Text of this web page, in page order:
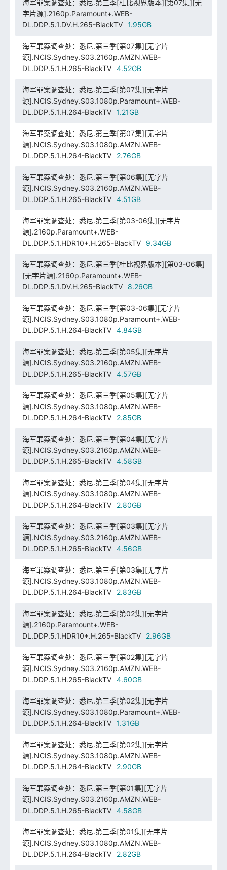
海军罪案调查处：悉尼.第三季[杜比视界版本][第07集][无
字片源].2160p.Paramount+.WEB-
DL.DDP.5.1.DV.H.265-BlackTV
1.95GB
海军罪案调查处：悉尼.第三季[第07集][无字片
源].NCIS.Sydney.S03.2160p.AMZN.WEB-
DL.DDP.5.1.H.265-BlackTV
4.52GB
海军罪案调查处：悉尼.第三季[第07集][无字片
源].NCIS.Sydney.S03.1080p.Paramount+.WEB-
DL.DDP.5.1.H.264-BlackTV
1.21GB
海军罪案调查处：悉尼.第三季[第07集][无字片
源].NCIS.Sydney.S03.1080p.AMZN.WEB-
DL.DDP.5.1.H.264-BlackTV
2.76GB
海军罪案调查处：悉尼.第三季[第06集][无字片
源].NCIS.Sydney.S03.2160p.AMZN.WEB-
DL.DDP.5.1.H.265-BlackTV
4.51GB
海军罪案调查处：悉尼.第三季[第03-06集][无字片
源].2160p.Paramount+.WEB-
DL.DDP.5.1.HDR10+.H.265-BlackTV
9.34GB
海军罪案调查处：悉尼.第三季[杜比视界版本][第03-06集]
[无字片源].2160p.Paramount+.WEB-
DL.DDP.5.1.DV.H.265-BlackTV
8.26GB
海军罪案调查处：悉尼.第三季[第03-06集][无字片
源].NCIS.Sydney.S03.1080p.Paramount+.WEB-
DL.DDP.5.1.H.264-BlackTV
4.84GB
海军罪案调查处：悉尼.第三季[第05集][无字片
源].NCIS.Sydney.S03.2160p.AMZN.WEB-
DL.DDP.5.1.H.265-BlackTV
4.57GB
海军罪案调查处：悉尼.第三季[第05集][无字片
源].NCIS.Sydney.S03.1080p.AMZN.WEB-
DL.DDP.5.1.H.264-BlackTV
2.85GB
海军罪案调查处：悉尼.第三季[第04集][无字片
源].NCIS.Sydney.S03.2160p.AMZN.WEB-
DL.DDP.5.1.H.265-BlackTV
4.58GB
海军罪案调查处：悉尼.第三季[第04集][无字片
源].NCIS.Sydney.S03.1080p.AMZN.WEB-
DL.DDP.5.1.H.264-BlackTV
2.80GB
海军罪案调查处：悉尼.第三季[第03集][无字片
源].NCIS.Sydney.S03.2160p.AMZN.WEB-
DL.DDP.5.1.H.265-BlackTV
4.56GB
海军罪案调查处：悉尼.第三季[第03集][无字片
源].NCIS.Sydney.S03.1080p.AMZN.WEB-
DL.DDP.5.1.H.264-BlackTV
2.83GB
海军罪案调查处：悉尼.第三季[第02集][无字片
源].2160p.Paramount+.WEB-
DL.DDP.5.1.HDR10+.H.265-BlackTV
2.96GB
海军罪案调查处：悉尼.第三季[第02集][无字片
源].NCIS.Sydney.S03.2160p.AMZN.WEB-
DL.DDP.5.1.H.265-BlackTV
4.60GB
海军罪案调查处：悉尼.第三季[第02集][无字片
源].NCIS.Sydney.S03.1080p.Paramount+.WEB-
DL.DDP.5.1.H.264-BlackTV
1.31GB
海军罪案调查处：悉尼.第三季[第02集][无字片
源].NCIS.Sydney.S03.1080p.AMZN.WEB-
DL.DDP.5.1.H.264-BlackTV
2.90GB
海军罪案调查处：悉尼.第三季[第01集][无字片
源].NCIS.Sydney.S03.2160p.AMZN.WEB-
DL.DDP.5.1.H.265-BlackTV
4.58GB
海军罪案调查处：悉尼.第三季[第01集][无字片
源].NCIS.Sydney.S03.1080p.AMZN.WEB-
DL.DDP.5.1.H.264-BlackTV
2.82GB